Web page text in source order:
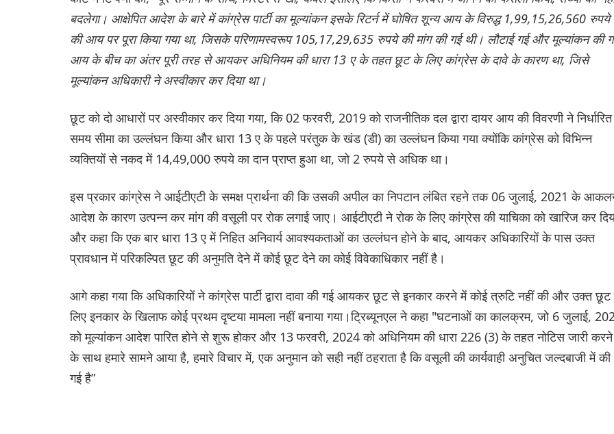
बदलेगा। आक्षेपित आदेश के बारे में कांग्रेस पार्टी का मूल्यांकन इसके रिटर्न में घोषित शून्य आय के विरुद्ध 1,99,15,26,560 रुपये
की आय पर पूरा किया गया था, जिसके परिणामस्वरूप 105,17,29,635 रुपये की मांग की गई थी। लौटाई गई और मूल्यांकन की
आय के बीच का अंतर पूरी तरह से आयकर अधिनियम की धारा 13 ए के तहत छूट के लिए कांग्रेस के दावे के कारण था, जिसे
मूल्यांकन अधिकारी ने अस्वीकार कर दिया था।
छूट को दो आधारों पर अस्वीकार कर दिया गया, कि 02 फरवरी, 2019 को राजनीतिक दल द्वारा दायर आय की विवरणी ने निर्धारित
समय सीमा का उल्लंघन किया और धारा 13 ए के पहले परंतुक के खंड (डी) का उल्लंघन किया गया क्योंकि कांग्रेस को विभिन्न
व्यक्तियों से नकद में 14,49,000 रुपये का दान प्राप्त हुआ था, जो 2 रुपये से अधिक था।
इस प्रकार कांग्रेस ने आईटीएटी के समक्ष प्रार्थना की कि उसकी अपील का निपटान लंबित रहने तक 06 जुलाई, 2021 के
आदेश के कारण उत्पन्न कर मांग की वसूली पर रोक लगाई जाए। आईटीएटी ने रोक के लिए कांग्रेस की याचिका को खारिज कर
और कहा कि एक बार धारा 13 ए में निहित अनिवार्य आवश्यकताओं का उल्लंघन होने के बाद, आयकर अधिकारियों के पास उक्त
प्रावधान में परिकल्पित छूट की अनुमति देने में कोई छूट देने का कोई विवेकाधिकार नहीं है।
आगे कहा गया कि अधिकारियों ने कांग्रेस पार्टी द्वारा दावा की गई आयकर छूट से इनकार करने में कोई त्रुटि नहीं की और उक्त
लिए इनकार के खिलाफ कोई प्रथम दृष्टया मामला नहीं बनाया गया।ट्रिब्यूनएल ने कहा "घटनाओं का कालक्रम, जो 6 जुलाई,
को मूल्यांकन आदेश पारित होने से शुरू होकर और 13 फरवरी, 2024 को अधिनियम की धारा 226 (3) के तहत नोटिस जारी करने
के साथ हमारे सामने आया है, हमारे विचार में, एक अनुमान को सही नहीं ठहराता है कि वसूली की कार्यवाही अनुचित जल्दबाजी में की
गई है”